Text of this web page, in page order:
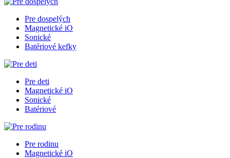
Pre dospelých
Magnetické iO
Sonické
Batériové kefky
Pre deti
Magnetické iO
Sonické
Batériové
Pre rodinu
Magnetické iO